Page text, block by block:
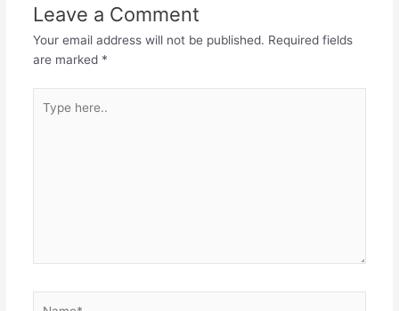
Leave a Comment
Your email address will not be published. Required fields
are marked *
here..